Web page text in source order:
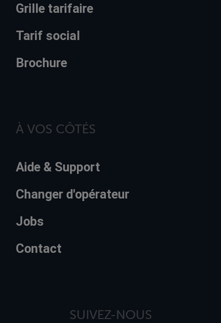
Grille tarifaire
Tarif social
Brochure
À VOS CÔTÉS
Aide & Support
Changer d'opérateur
Jobs
Contact
SUIVEZ-NOUS